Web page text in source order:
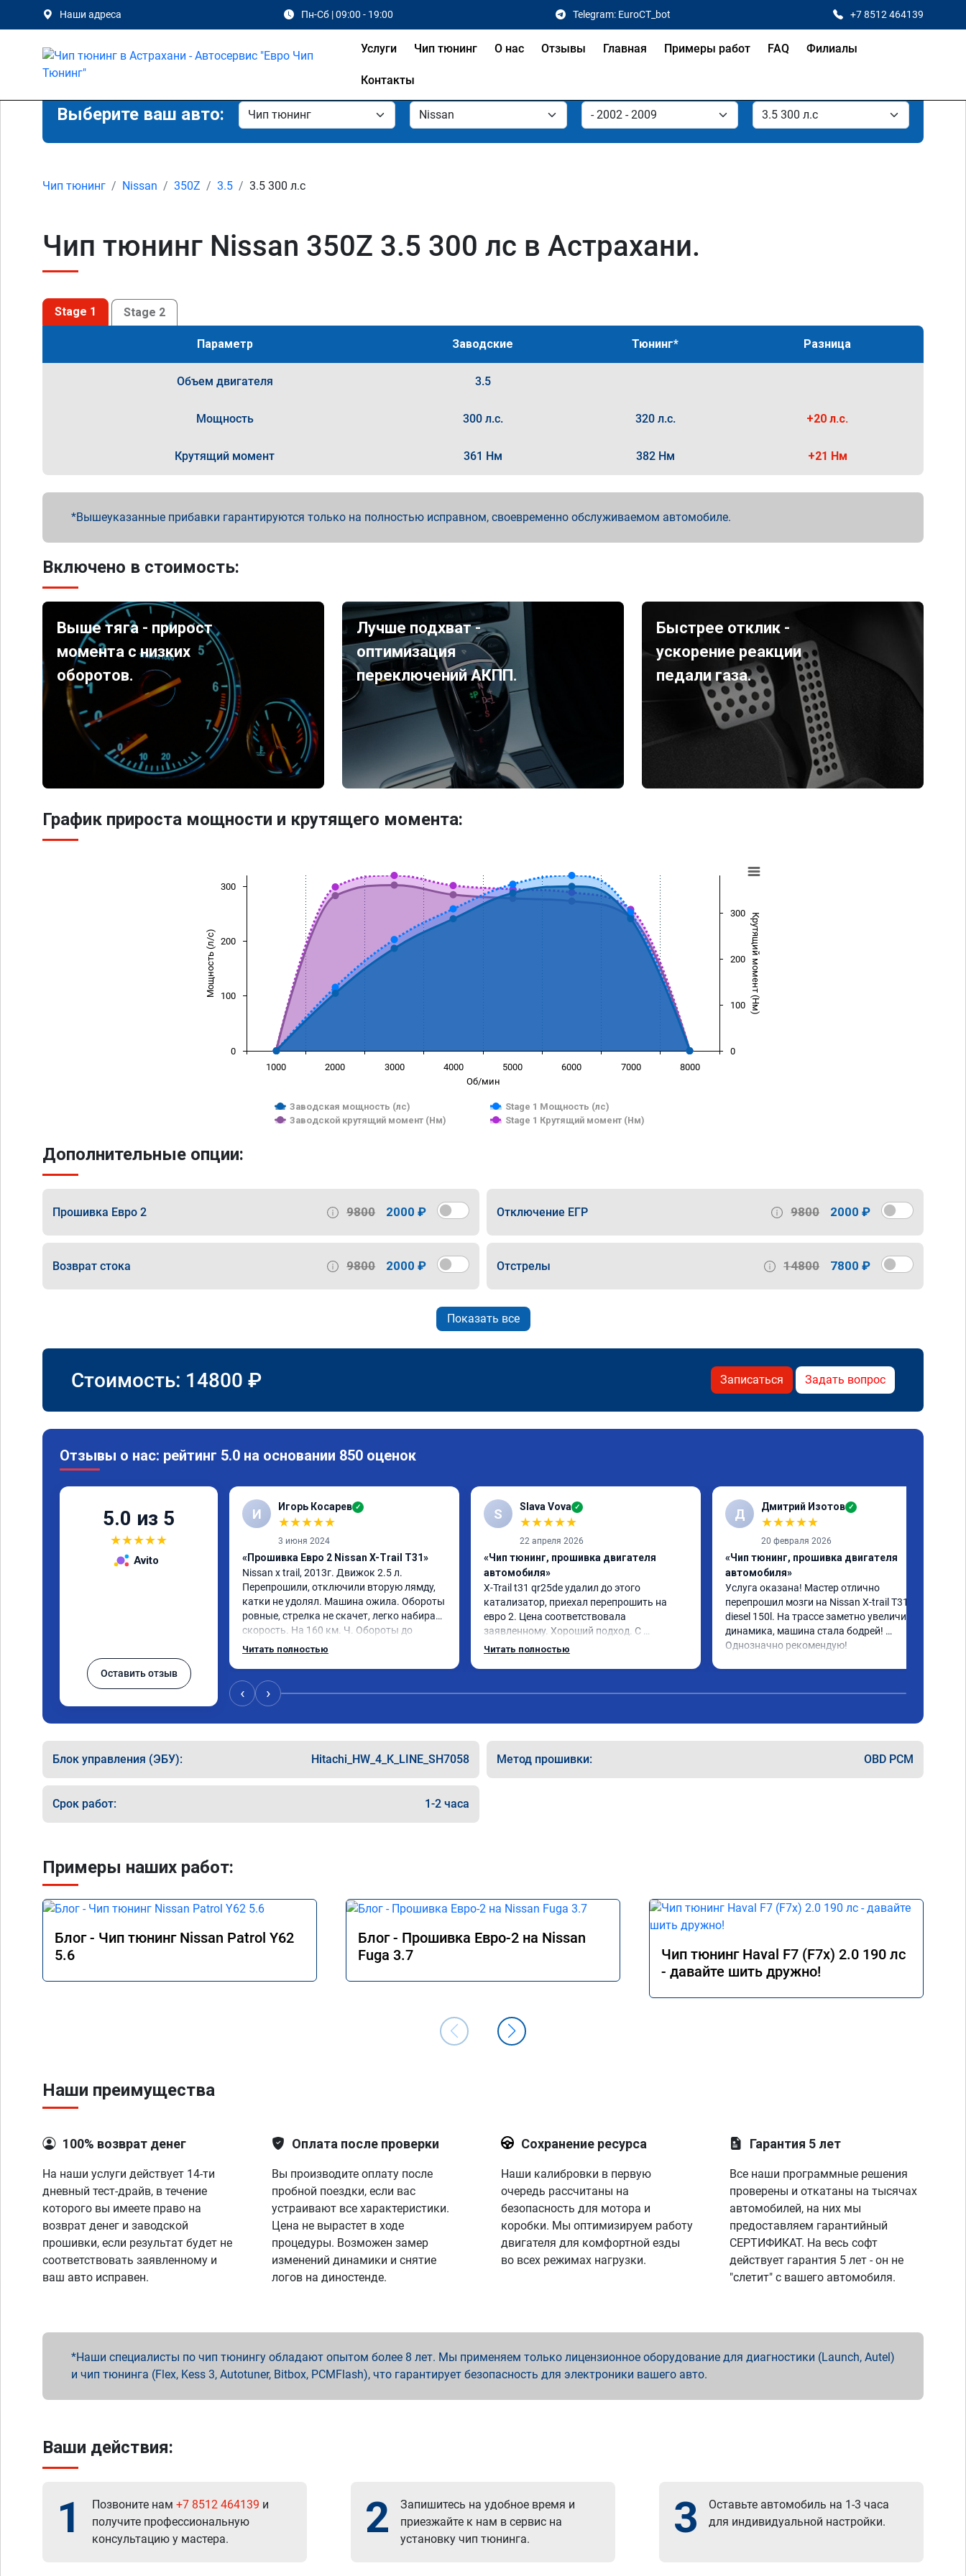
Наши адреса Пн-Сб | 09:00 - 19:00 Telegram: EuroCT_bot +7 8512 464139
Услуги Чип тюнинг О нас Отзывы Главная Примеры работ FAQ Филиалы
Контакты
Выберите ваш авто:
Чип тюнинг Nissan 350Z 3.5 3.5 300 л.с
Чип тюнинг Nissan 350Z 3.5 300 лс в Астрахани.
Stage 1 Stage 2
Параметр Заводские Тюнинг* Разница
Объем двигателя 3.5
Мощность 300 л.с. 320 л.с. +20 л.с.
Крутящий момент 361 Нм 382 Нм +21 Нм
Вышеуказанные прибавки гарантируются только на полностью исправном, своевременно обслуживаемом автомобиле.
Включено в стоимость:
Выше тяга - прирост
момента с низких
оборотов.
Лучше подхват -
оптимизация
переключений АКПП.
Быстрее отклик -
ускорение реакции
педали газа.
График прироста мощности и крутящего момента:
Об/мин
Мощность (л/с) Крутящий момент (Нм)
Заводская мощность (лс)
Stage 1 Мощность (лс)
Заводской крутящий момент (Нм)
Stage 1 Крутящий момент (Нм)
1000 2000 3000 4000 5000 6000 7000 8000
0
100
200
300
0
100
200
300
Дополнительные опции:
Прошивка Евро 2 9800 2000 ₽ Отключение ЕГР 9800 2000 ₽
Возврат стока 9800 2000 ₽ Отстрелы 14800 7800 ₽
Показать все
Стоимость: 14800 ₽ Записаться Задать вопрос
Отзывы о нас: рейтинг 5.0 на основании 850 оценок
5.0 из 5
★★★★★
Avito
Оставить отзыв
И Игорь Косарев ✓
★★★★★
3 июня 2024
«Прошивка Евро 2 Nissan X-Trail T31»
Nissan x trаil, 2013г. Движок 2.5 л.
Перепрошили, отключили вторую лямду,
катки не удолял. Машина ожила. Обороты
ровные, стрелка не скачет, легко набирает
скорость. На 160 км. Ч. Обороты до
3000.расход тот-же без изменения 12л.
Читать полностью
S Slava Vova ✓
★★★★★
22 апреля 2026
«Чип тюнинг, прошивка двигателя
автомобиля»
X-Trail t31 qr25de удалил до этого
катализатор, приехал перепрошить на
евро 2. Цена соответствовала
заявленному. Хороший подход. С
уважением общались. Благодарю за
Читать полностью
Д Дмитрий Изотов ✓
★★★★★
20 февраля 2026
«Чип тюнинг, прошивка двигателя
автомобиля»
Услуга оказана! Мастер отлично
перепрошил мозги на Nissan X-trail T31
diesel 150l. На трассе заметно увеличилась
динамика, машина стала бодрей!
Однозначно рекомендую!
‹ ›
Блок управления (ЭБУ): Hitachi_HW_4_K_LINE_SH7058 Метод прошивки: OBD PCM
Срок работ: 1-2 часа
Примеры наших работ:
Блог - Чип тюнинг Nissan Patrol Y62
5.6
Блог - Прошивка Евро-2 на Nissan
Fuga 3.7
Чип тюнинг Haval F7 (F7x) 2.0 190 лс
- давайте шить дружно!
Наши преимущества
100% возврат денег
На наши услуги действует 14-ти
дневный тест-драйв, в течение
которого вы имеете право на
возврат денег и заводской
прошивки, если результат будет не
соответствовать заявленному и
ваш авто исправен.
Оплата после проверки
Вы производите оплату после
пробной поездки, если вас
устраивают все характеристики.
Цена не вырастет в ходе
процедуры. Возможен замер
изменений динамики и снятие
логов на диностенде.
Сохранение ресурса
Наши калибровки в первую
очередь рассчитаны на
безопасность для мотора и
коробки. Мы оптимизируем работу
двигателя для комфортной езды
во всех режимах нагрузки.
Гарантия 5 лет
Все наши программные решения
проверены и откатаны на тысячах
автомобилей, на них мы
предоставляем гарантийный
СЕРТИФИКАТ. На весь софт
действует гарантия 5 лет - он не
"слетит" с вашего автомобиля.
Наши специалисты по чип тюнингу обладают опытом более 8 лет. Мы применяем только лицензионное оборудование для диагностики (Launch, Autel)
и чип тюнинга (Flex, Kess 3, Autotuner, Bitbox, PCMFlash), что гарантирует безопасность для электроники вашего авто.
Ваши действия:
1 Позвоните нам +7 8512 464139 и
получите профессиональную
консультацию у мастера.
2
Запишитесь на удобное время и
приезжайте к нам в сервис на
установку чип тюнинга.
3
Оставьте автомобиль на 1-3 часа
для индивидуальной настройки.